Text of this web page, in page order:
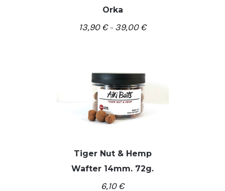
PASIRINKTI SAVYBES /
Orka
13,90€– 39,00€
Tiger Nut & Hemp
Wafter 14mm. 72g.
6,10€